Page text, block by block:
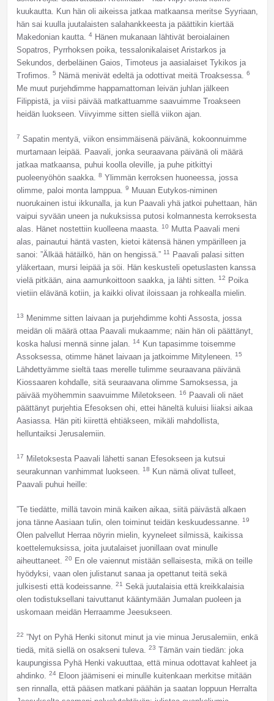
kuukautta. Kun hän oli aikeissa jatkaa matkaansa meritse Syyriaan,
hän sai kuulla juutalaisten salahankkeesta ja päättikin kiertää
Makedonian kautta. 4Hänen mukanaan lähtivät beroialainen
Sopatros, Pyrrhoksen poika, tessalonikalaiset Aristarkos ja
Sekundos, derbeläinen Gaios, Timoteus ja aasialaiset Tykikos ja
Trofimos. 5 Nämä menivät edeltä ja odottivat meitä Troaksessa. 6
Me muut purjehdimme happamattoman leivän juhlan jälkeen
Filippistä, ja viisi päivää matkattuamme saavuimme Troakseen
heidän luokseen. Viivyimme sitten siellä viikon ajan.
7 Sapatin mentyä, viikon ensimmäisenä päivänä, kokoonnuimme
murtamaan leipää. Paavali, jonka seuraavana päivänä oli määrä
jatkaa matkaansa, puhui koolla oleville, ja puhe pitkittyi
puoleenyöhön saakka. 8 Ylimmän kerroksen huoneessa, jossa
olimme, paloi monta lamppua. 9
Muuan Eutykos-niminen
nuorukainen istui ikkunalla, ja kun Paavali yhä jatkoi puhettaan, hän
vaipui syvään uneen ja nukuksissa putosi kolmannesta kerroksesta
alas. Hänet nostettiin kuolleena maasta. 10
Mutta Paavali meni
alas, painautui häntä vasten, kietoi kätensä hänen ympärilleen ja
sanoi: ”Älkää hätäilkö, hän on hengissä.” 11
Paavali palasi sitten
yläkertaan, mursi leipää ja söi. Hän keskusteli opetuslasten kanssa
vielä pitkään, aina aamunkoittoon saakka, ja lähti sitten. 12
Poika
vietiin elävänä kotiin, ja kaikki olivat iloissaan ja rohkealla mielin.
13
Menimme sitten laivaan ja purjehdimme kohti Assosta, jossa
meidän oli määrä ottaa Paavali mukaamme; näin hän oli päättänyt,
koska halusi mennä sinne jalan. 14Kun tapasimme toisemme
Assoksessa, otimme hänet laivaan ja jatkoimme Mityleneen. 15
Lähdettyämme sieltä taas merelle tulimme seuraavana päivänä
Kiossaaren kohdalle, sitä seuraavana olimme Samoksessa, ja
päivää myöhemmin saavuimme Miletokseen. 16
Paavali oli näet
päättänyt purjehtia Efesoksen ohi, ettei häneltä kuluisi liiaksi aikaa
Aasiassa. Hän piti kiirettä ehtiäkseen, mikäli mahdollista,
helluntaiksi Jerusalemiin.
17
Miletoksesta Paavali lähetti sanan Efesokseen ja kutsui
seurakunnan vanhimmat luokseen. 18
Kun nämä olivat tulleet,
Paavali puhui heille:
”Te tiedätte, millä tavoin minä kaiken aikaa, siitä päivästä alkaen
jona tänne Aasiaan tulin, olen toiminut teidän keskuudessanne. 19
Olen palvellut Herraa nöyrin mielin, kyyneleet silmissä, kaikissa
koettelemuksissa, joita juutalaiset juonillaan ovat minulle
aiheuttaneet. 20
En ole vaiennut mistään sellaisesta, mikä on teille
hyödyksi, vaan olen julistanut sanaa ja opettanut teitä sekä
julkisesti että kodeissanne. 21 Sekä juutalaisia että kreikkalaisia
olen todistuksellani taivuttanut kääntymään Jumalan puoleen ja
uskomaan meidän Herraamme Jeesukseen.
22 ”Nyt on Pyhä Henki sitonut minut ja vie minua Jerusalemiin, enkä
tiedä, mitä siellä on osakseni tuleva. 23 Tämän vain tiedän: joka
kaupungissa Pyhä Henki vakuuttaa, että minua odottavat kahleet ja
ahdinko. 24Eloon jäämiseni ei minulle kuitenkaan merkitse mitään
sen rinnalla, että pääsen matkani päähän ja saatan loppuun Herralta